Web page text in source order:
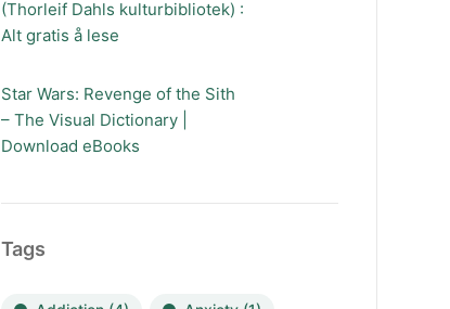
(Thorleif Dahls kulturbibliotek) :
Alt gratis å lese
Star Wars: Revenge of the Sith
– The Visual Dictionary |
Download eBooks
Tags